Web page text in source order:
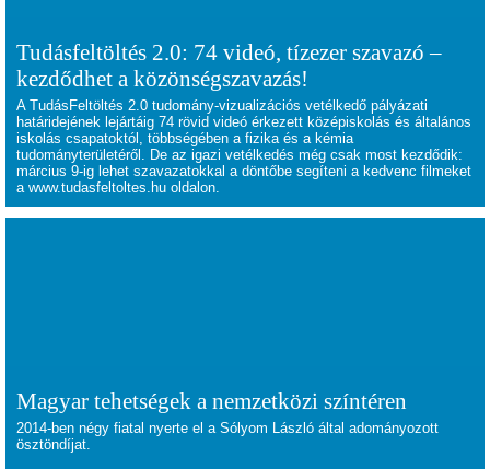
Tudásfeltöltés 2.0: 74 videó, tízezer szavazó –
kezdődhet a közönségszavazás!
A TudásFeltöltés 2.0 tudomány-vizualizációs vetélkedő pályázati
határidejének lejártáig 74 rövid videó érkezett középiskolás és általános
iskolás csapatoktól, többségében a fizika és a kémia
tudományterületéről. De az igazi vetélkedés még csak most kezdődik:
március 9-ig lehet szavazatokkal a döntőbe segíteni a kedvenc filmeket
a www.tudasfeltoltes.hu oldalon.
Magyar tehetségek a nemzetközi színtéren
2014-ben négy fiatal nyerte el a Sólyom László által adományozott
ösztöndíjat.